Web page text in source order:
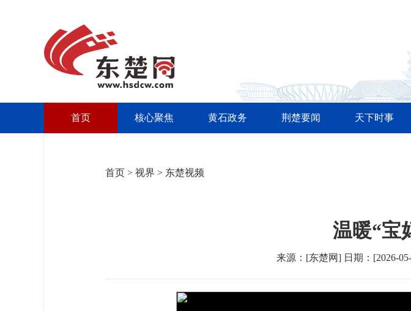
首页 核心聚焦 黄石政务 荆楚要闻 天下时事
首页 > 视界 > 东楚视频
温暖“宝
来源：[东楚网] 日期：[2026-